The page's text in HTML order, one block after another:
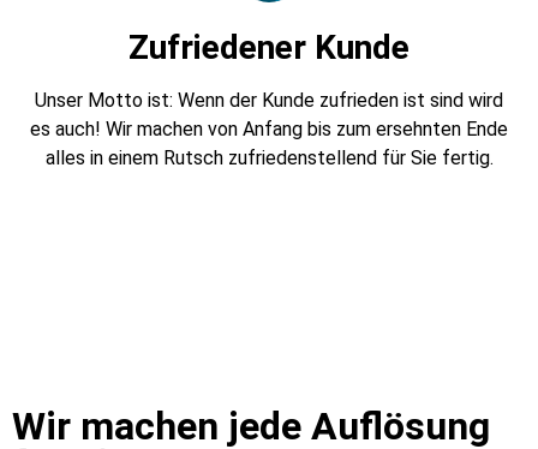
Zufriedener Kunde
Unser Motto ist: Wenn der Kunde zufrieden ist sind wird
es auch! Wir machen von Anfang bis zum ersehnten Ende
alles in einem Rutsch zufriedenstellend für Sie fertig.
Wir machen jede Auflösung